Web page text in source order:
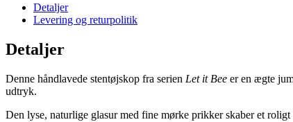
Detaljer
Levering og returpolitik
Detaljer
Denne håndlavede stentøjskop fra serien Let it Bee er en ægte
udtryk.
Den lyse, naturlige glasur med fine mørke prikker skaber et